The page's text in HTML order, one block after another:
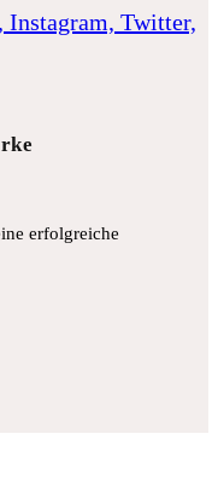
erfolgreiche